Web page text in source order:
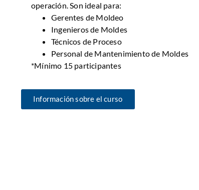
operación. Son ideal para:
Gerentes de Moldeo
Ingenieros de Moldes
Técnicos de Proceso
Personal de Mantenimiento de Moldes
*Mínimo 15 participantes
Información sobre el curso